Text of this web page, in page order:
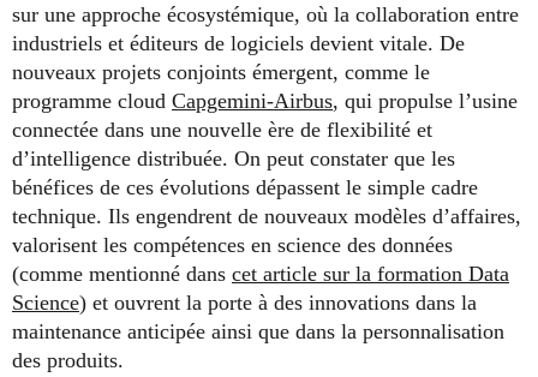
sur une approche écosystémique, où la collaboration entre
industriels et éditeurs de logiciels devient vitale. De
nouveaux projets conjoints émergent, comme le
programme cloud Capgemini-Airbus, qui propulse l’usine
connectée dans une nouvelle ère de flexibilité et
d’intelligence distribuée. On peut constater que les
bénéfices de ces évolutions dépassent le simple cadre
technique. Ils engendrent de nouveaux modèles d’affaires,
valorisent les compétences en science des données
(comme mentionné dans cet article sur la formation Data
Science) et ouvrent la porte à des innovations dans la
maintenance anticipée ainsi que dans la personnalisation
des produits.